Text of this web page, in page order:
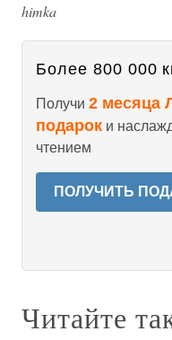
himka
Более 800 000
Получи 2 месяца
подарок и
чтением
ПОЛУЧИТЬ
Читайте